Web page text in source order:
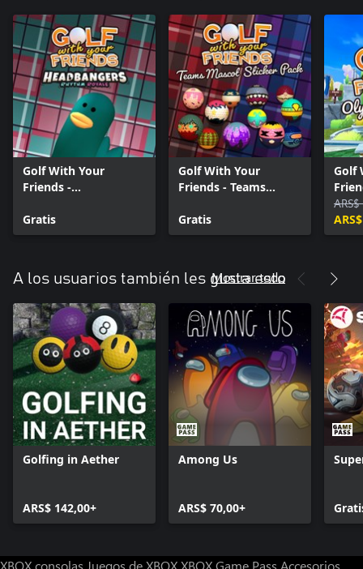
Golf With Your
Friends -
Gratis
Golf With Your
Friends - Teams
Gratis
Golf
A los usuarios también les gusta esto
Mostrar todo
Golfing in Aether
ARS$ 142,00+
Among Us
ARS$ 70,00+
XBOX consolas Juegos de XBOXXBOX Game Pass Accesorios